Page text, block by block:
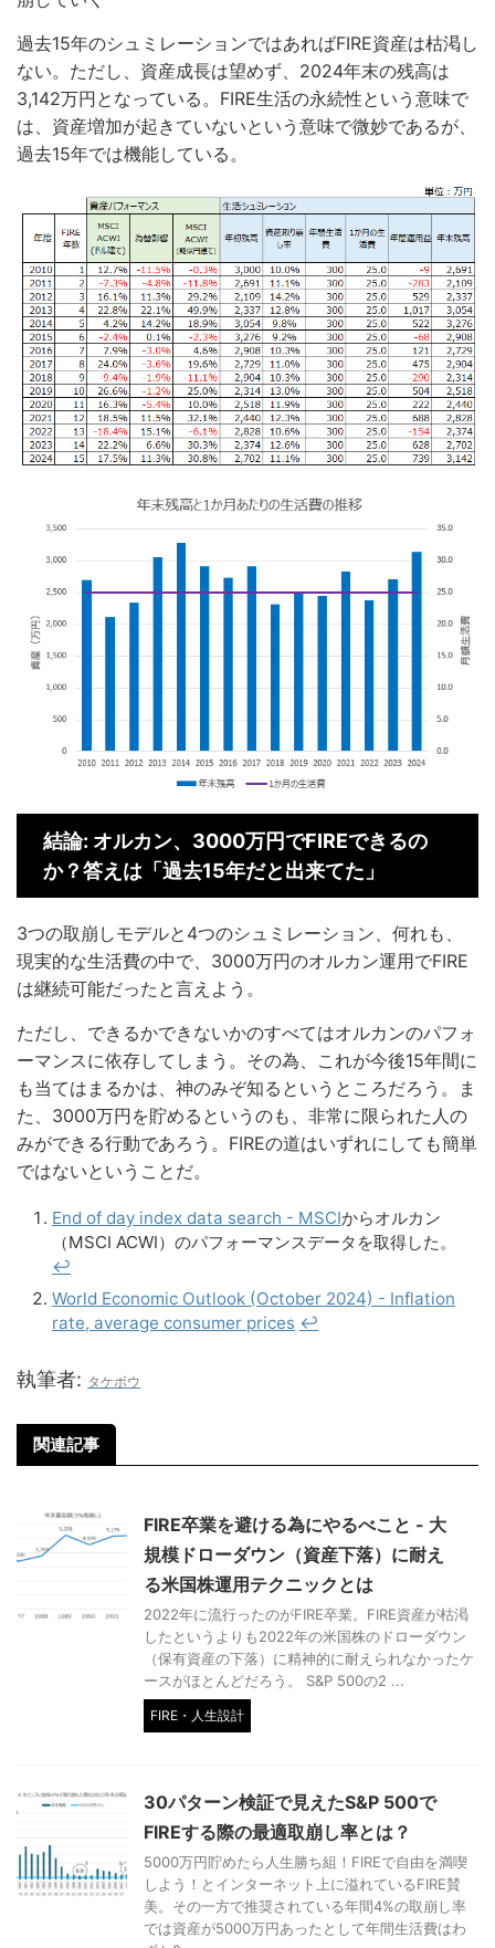
過去15年のシュミレーションではあればFIRE資産は枯渇し
ない。ただし、資産成長は望めず、2024年末の残高は
3,142万円となっている。FIRE生活の永続性という意味で
は、資産増加が起きていないという意味で微妙であるが、
過去15年では機能している。
結論: オルカン、3000万円でFIREできるの
か？答えは「過去15年だと出来てた」
3つの取崩しモデルと4つのシュミレーション、何れも、
現実的な生活費の中で、3000万円のオルカン運用でFIRE
は継続可能だったと言えよう。
ただし、できるかできないかのすべてはオルカンのパフォ
ーマンスに依存してしまう。その為、これが今後15年間に
も当てはまるかは、神のみぞ知るというところだろう。ま
た、3000万円を貯めるというのも、非常に限られた人の
みができる行動であろう。FIREの道はいずれにしても簡単
ではないということだ。
End of day index data search - MSCIからオルカン
（MSCI ACWI）のパフォーマンスデータを取得した。
↩︎
World Economic Outlook (October 2024) - Inflation
rate, average consumer prices ↩︎
執筆者: タケボウ
関連記事
FIRE卒業を避ける為にやるべこと - 大
規模ドローダウン（資産下落）に耐え
る米国株運用テクニックとは
2022年に流行ったのがFIRE卒業。FIRE資産が枯渇
したというよりも2022年の米国株のドローダウン
（保有資産の下落）に精神的に耐えられなかったケ
ースがほとんどだろう。 S&P 500の2 ...
FIRE・人生設計
30パターン検証で見えたS&P 500で
FIREする際の最適取崩し率とは？
5000万円貯めたら人生勝ち組！FIREで自由を満喫
しよう！とインターネット上に溢れているFIRE賛
美。その一方で推奨されている年間4%の取崩し率
では資産が5000万円あったとして年間生活費はわ